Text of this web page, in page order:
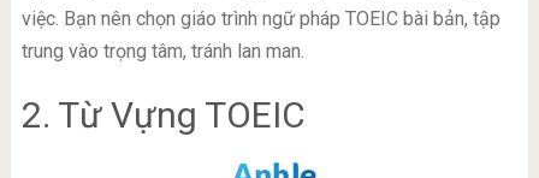
việc. Bạn nên chọn giáo trình ngữ pháp TOEIC bài bản, tập
trung vào trọng tâm, tránh lan man.
2. Từ Vựng TOEIC